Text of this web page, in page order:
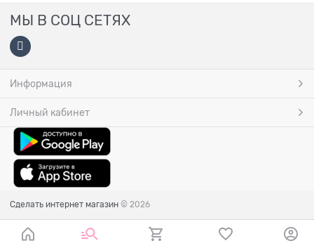
МЫ В СОЦ СЕТЯХ
Информация
Личный кабинет
Сделать интернет магазин © 2026